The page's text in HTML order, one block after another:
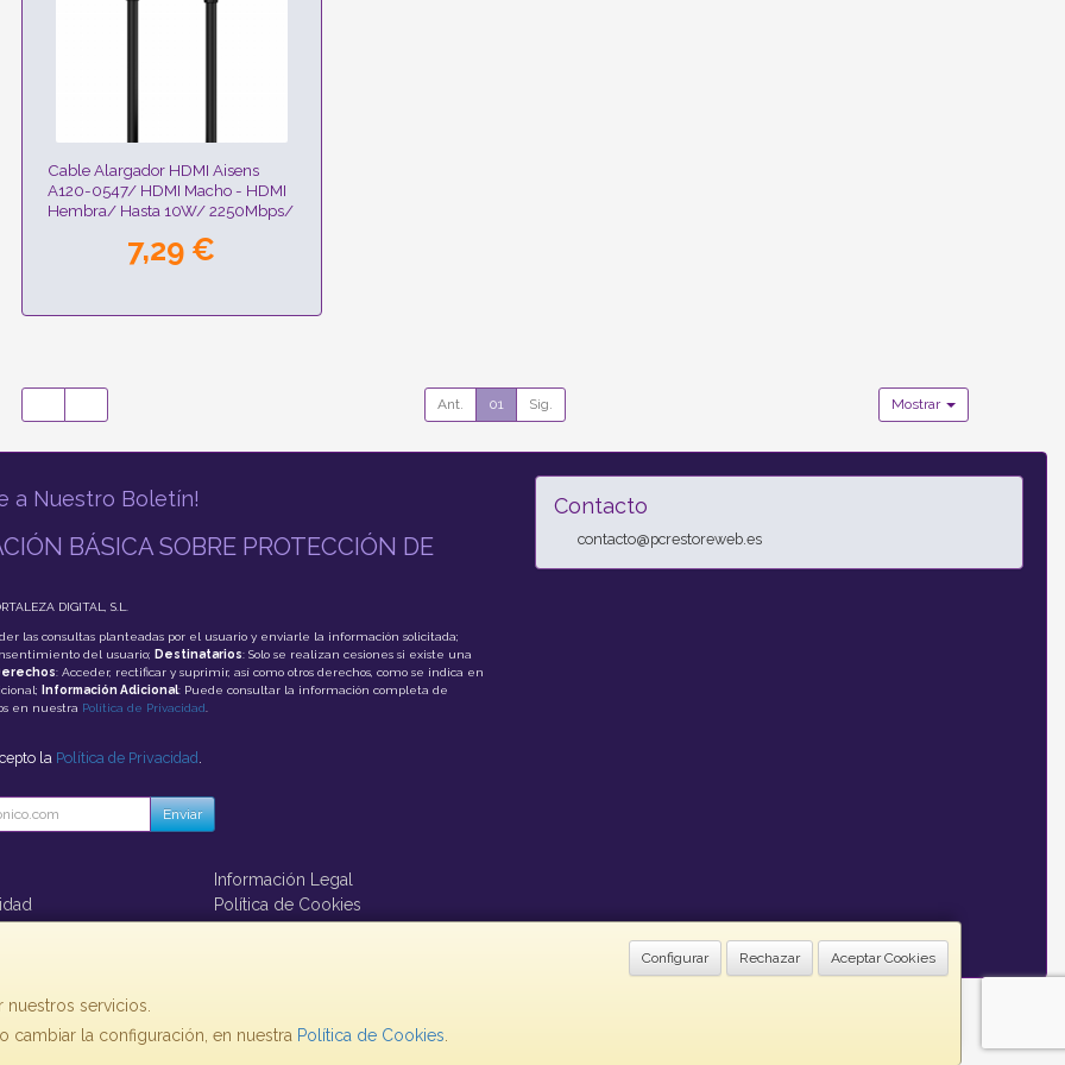
Cable Alargador HDMI Aisens
A120-0547/ HDMI Macho - HDMI
Hembra/ Hasta 10W/ 2250Mbps/
7,29 €
Ant. 01 Sig. Mostrar
Configurar Rechazar Aceptar Cookies
servicios.
cambiar la configuración, en nuestra Política de Cookies
a Nuestro Boletín!
BÁSICA SOBRE PROTECCIÓN DE
DIGITAL, S.L.
las consultas planteadas por el usuario y enviarle la información solicitada;
del usuario; Destinatarios: Solo se realizan cesiones si existe una
: Acceder, rectificar y suprimir, así como otros derechos, como se indica en
Información Adicional: Puede consultar la información completa de
en nuestra Política de Privacidad
la Política de Privacidad .
Enviar
Información Legal
Política de Cookies
Contacto
contacto@pcrestoreweb.es
, , , , España. - C.I.F.: B73860793 - Tfno: